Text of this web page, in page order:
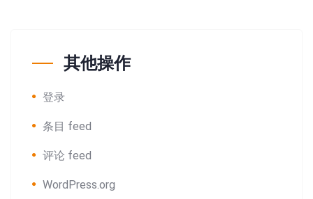
其他操作
登录
条目 feed
评论 feed
WordPress.org